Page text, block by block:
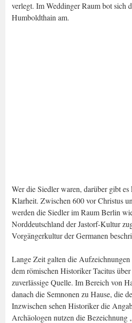
verlegt. Im Weddinger Raum bot sich
Humboldthain am.
Wer die Siedler waren, darüber gibt
Klarheit. Zwischen 600 vor Christus
werden die Siedler im Raum Berlin
Norddeutschland der Jastorf-Kultur
Vorgängerkultur der Germanen
Lange Zeit galten die Aufzeichnungen
dem römischen Historiker Tacitus
zuverlässige Quelle. Im Bereich von
danach die Semnonen zu Hause, die
Inzwischen sehen Historiker die
Archäologen nutzen die Bezeichnung